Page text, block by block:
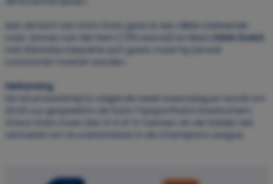
Aan de kant van Orion Stars gaat er een dikke voldoende
naar Jannes van der Ham (70% aanval) en libero
Edvin Svard
Ook Shkredau herpakte zich goed, maar hij zal wat
constanter moeten worden.
Herkansing
De returnwedstrijd is volgende week woensdag en wordt om
20.00 uur gespeeld in de SaZa Topsporthal in Doetinchem.
Orions Stars moet dan 3-0 of 3-1 winnen, én de Golden Set
veroveren om te overwinteren in de Champions League.